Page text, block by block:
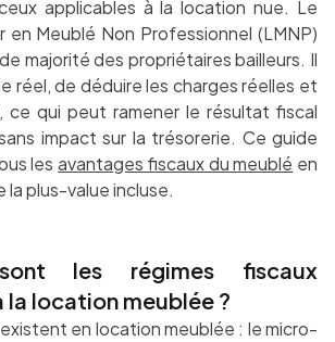
applicables à la location nue. Le
Meublé Non Professionnel (LMNP)
majorité des propriétaires bailleurs. Il
réel, de déduire les charges réelles et
ce qui peut ramener le résultat fiscal
impact sur la trésorerie. Ce guide
lesavantages fiscaux du meublé en
plus-value incluse.
les régimes fiscaux
la location meublée ?
en location meublée : le micro-